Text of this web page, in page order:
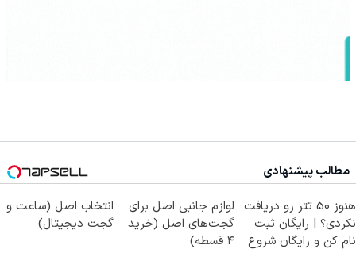
مطالب پیشنهادی
هنوز 50 تتر رو دریافت
نکردی؟ | رایگان ثبت
نام کن و رایگان شروع
لوازم جانبی اصل برای
گجت‌های اصل (خرید
۴ قسطه)
انتخاب اصل (ساعت و
گجت دیجیتال)